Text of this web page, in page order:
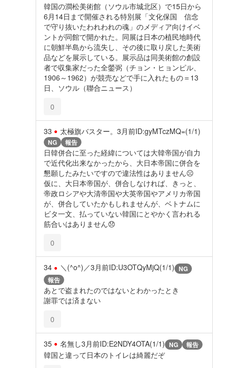
韓国の澗松美術館（ソウル市城北区）で15日から
6月14日まで開催される特別展「文化保国 信念
で守り抜いたわれわれの魂」のメディア向けイベ
ントが同館で開かれた。同展は日本の植民地時代
に朝鮮半島から流失し、その後に取り戻した美術
品などを展示している。展示品は同美術館の創設
者で収集家だった全鎣弼（チョン・ヒョンピル、
1906～1962）が競売などで手に入れたもの＝13
日、ソウル（聯合ニュース）
0
33 太極旗バスター。 3月前ID:gyMTczMQ=(1/1)
NG 報告
日韓併合に至った経緯については大韓帝国が自力
で近代化出来なかったから、大日本帝国に併合を
懇願したみたいですので違法性はありません☹️
仮に、大日本帝国が、併合しなければ、きっと、
帝政ロシアや大清帝国や大英帝国やアメリカ帝国
が、併合していたかもしれませんが、ベトナムに
ビタ一文、払っていない韓国にとやかく言われる
筋合いはありません😞
0
34 ＼(^o^)／3月前ID:U3OTQyMjQ(1/1) NG
報告
あとで盗まれたのではないとわかったとき
謝罪では済まない
0
35 名無し3月前ID:E2NDY4OTA(1/1) NG 報告
韓国と違って日本のトイレは綺麗だぞ